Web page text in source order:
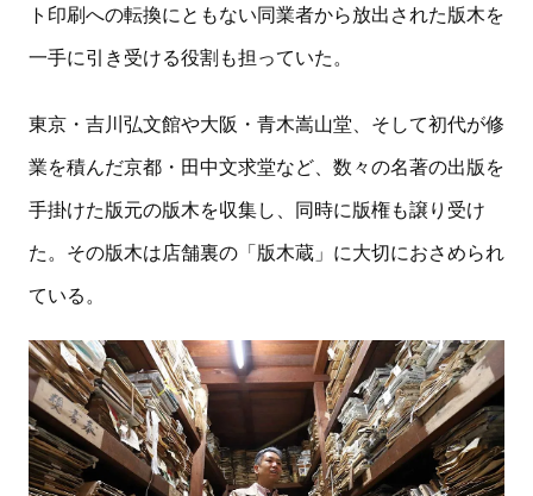
ト印刷への転換にともない同業者から放出された版木を
一手に引き受ける役割も担っていた。
東京・吉川弘文館や大阪・青木嵩山堂、そして初代が修
業を積んだ京都・田中文求堂など、数々の名著の出版を
手掛けた版元の版木を収集し、同時に版権も譲り受け
た。その版木は店舗裏の「版木蔵」に大切におさめられ
ている。